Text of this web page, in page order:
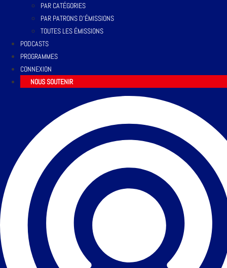
PAR CATÉGORIES
PAR PATRONS D’ÉMISSIONS
TOUTES LES ÉMISSIONS
PODCASTS
PROGRAMMES
CONNEXION
NOUS SOUTENIR